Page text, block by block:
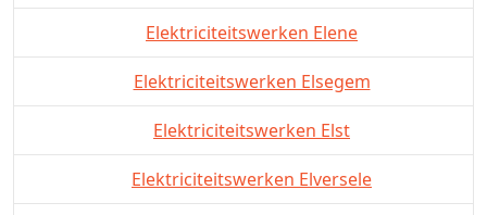
Elektriciteitswerken Elene
Elektriciteitswerken Elsegem
Elektriciteitswerken Elst
Elektriciteitswerken Elversele